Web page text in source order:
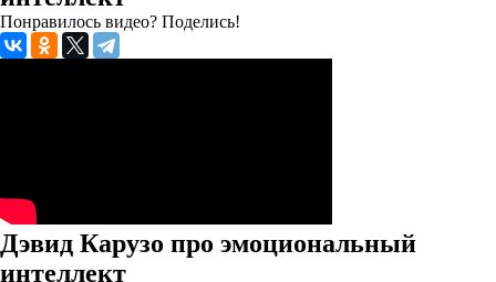
Понравилось видео? Поделись!
Дэвид Карузо про эмоциональный
интеллект